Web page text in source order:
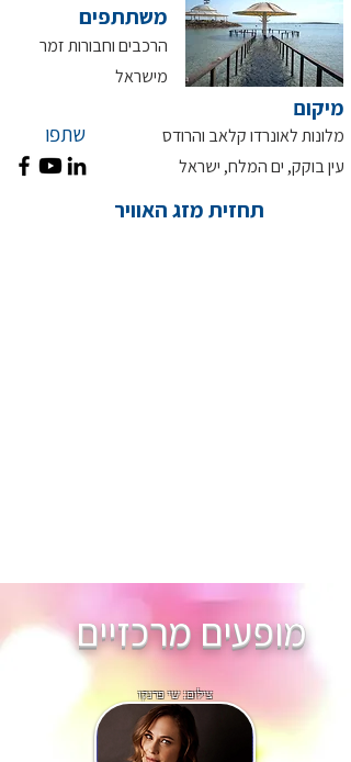
משתתפים
הרכבים וחבורות זמר
מישראל
מיקום
שתפו
מלונות לאונרדו קלאב והרודס
עין בוקק, ים המלח, ישראל
תחזית מזג האוויר
מופעים מרכזיים
צילום: שי פרנקו